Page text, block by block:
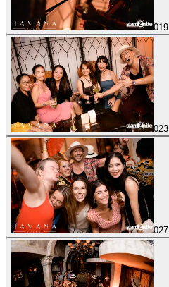
019
023
027